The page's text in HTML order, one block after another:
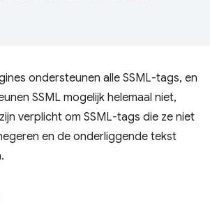
ondersteunen alle SSML-tags, en
SSML mogelijk helemaal niet,
verplicht om SSML-tags die ze niet
en de onderliggende tekst